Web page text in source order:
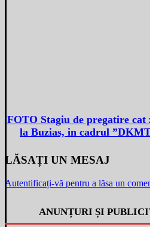
FOTO Stagiu de pregatire cat
la Buzias, in cadrul
LĂSAȚI UN MESAJ
Autentificați-vă pentru a lăsa un
ANUNȚURI ȘI